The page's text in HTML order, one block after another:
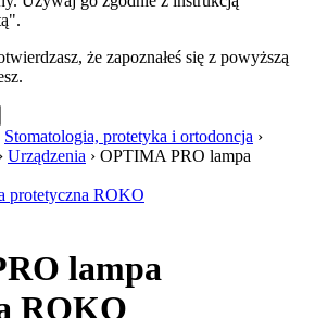
że zapoznałeś się z powyższą
Stomatologia, protetyka i ortodoncja ›
› Urządzenia › OPTIMA PRO lampa
lampa
ROKO